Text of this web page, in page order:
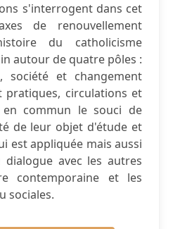
s'interrogent dans cet
de renouvellement
du catholicisme
autour de quatre pôles :
société et changement
pratiques, circulations et
commun le souci de
de leur objet d'étude et
est appliquée mais aussi
avec les autres
contemporaine et les
sociales.